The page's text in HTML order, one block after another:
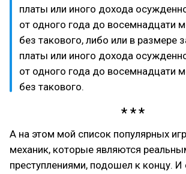
платы или иного дохода
от одного года до восемнадцати
без такового, либо или в размере
платы или иного дохода
от одного года до восемнадцати
без такового.
А на этом мой список популярных
механик, которые являются
преступлениями, подошел к концу. И